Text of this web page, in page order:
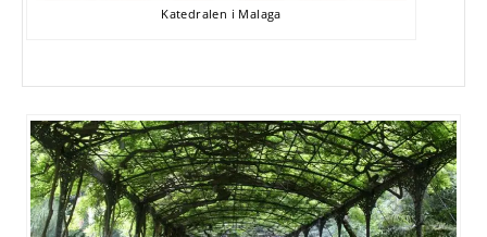
Katedralen i Malaga